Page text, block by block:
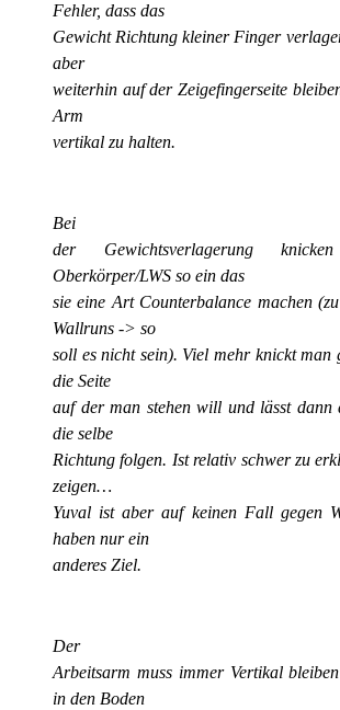
Fehler, dass das
Gewicht Richtung kleiner Finger
aber
weiterhin auf der Zeigefingerseite
Arm
vertikal zu halten.
Bei
der Gewichtsverlagerung
Oberkörper/LWS so ein das
sie eine Art Counterbalance machen
Wallruns -> so
soll es nicht sein). Viel mehr knickt man
die Seite
auf der man stehen will und lässt
die selbe
Richtung folgen. Ist relativ schwer zu
zeigen…
Yuval ist aber auf keinen Fall gegen
haben nur ein
anderes Ziel.
Der
Arbeitsarm muss immer Vertikal
in den Boden